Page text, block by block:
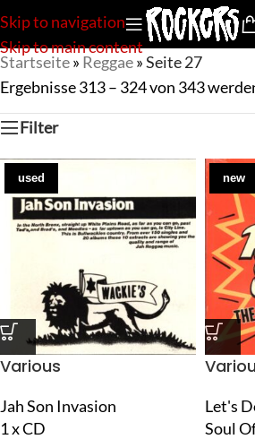
Skip to navigation
Skip to main content
Startseite» Reggae»Seite 27
Ergebnisse 313 – 324 von 343
Filter
used
Various
Jah Son Invasion
1 x CD
new
Let's
Soul